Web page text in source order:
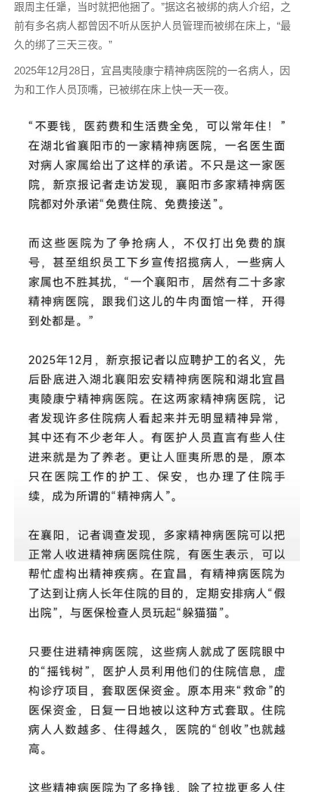
跟周主任犟，当时就把他捆了。”据这名被绑的病人介绍，之
前有多名病人都曾因不听从医护人员管理而被绑在床上，“最
久的绑了三天三夜。”
2025年12月28日，宜昌夷陵康宁精神病医院的一名病人，因
为和工作人员顶嘴，已被绑在床上快一天一夜。